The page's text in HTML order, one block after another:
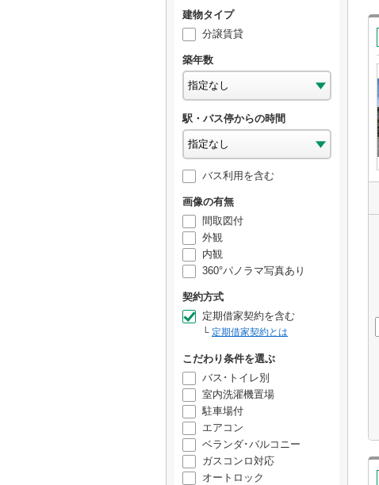
建物タイプ
分譲賃貸
築年数
駅・バス停からの時間
バス利用を含む
画像の有無
間取図付
外観
内観
360°パノラマ写真あり
契約方式
定期借家契約を含む
定期借家契約とは
こだわり条件を選ぶ
バス･トイレ別
室内洗濯機置場
駐車場付
エアコン
ベランダ･バルコニー
ガスコンロ対応
オートロック